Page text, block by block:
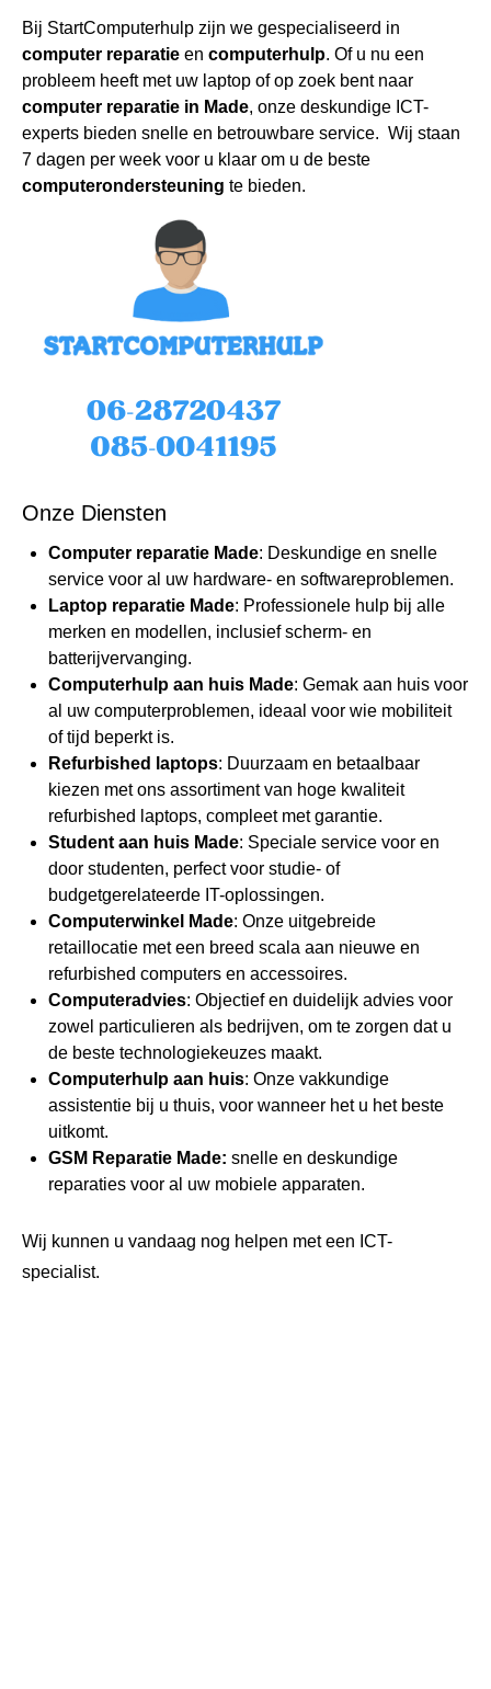
Bij StartComputerhulp zijn we gespecialiseerd in
computer reparatie en computerhulp. Of u nu een
probleem heeft met uw laptop of op zoek bent naar
computer reparatie in Made, onze deskundige ICT-
experts bieden snelle en betrouwbare service. Wij staan
7 dagen per week voor u klaar om u de beste
computerondersteuning te bieden.
Onze Diensten
Computer reparatie Made: Deskundige en snelle
service voor al uw hardware- en softwareproblemen.
Laptop reparatie Made: Professionele hulp bij alle
merken en modellen, inclusief scherm- en
batterijvervanging.
Computerhulp aan huis Made: Gemak aan huis voor
al uw computerproblemen, ideaal voor wie mobiliteit
of tijd beperkt is.
Refurbished laptops: Duurzaam en betaalbaar
kiezen met ons assortiment van hoge kwaliteit
refurbished laptops, compleet met garantie.
Student aan huis Made: Speciale service voor en
door studenten, perfect voor studie- of
budgetgerelateerde IT-oplossingen.
Computerwinkel Made: Onze uitgebreide
retaillocatie met een breed scala aan nieuwe en
refurbished computers en accessoires.
Computeradvies: Objectief en duidelijk advies voor
zowel particulieren als bedrijven, om te zorgen dat u
de beste technologiekeuzes maakt.
Computerhulp aan huis: Onze vakkundige
assistentie bij u thuis, voor wanneer het u het beste
uitkomt.
GSM Reparatie Made: snelle en deskundige
reparaties voor al uw mobiele apparaten.
Wij kunnen u vandaag nog helpen met een ICT-
specialist.